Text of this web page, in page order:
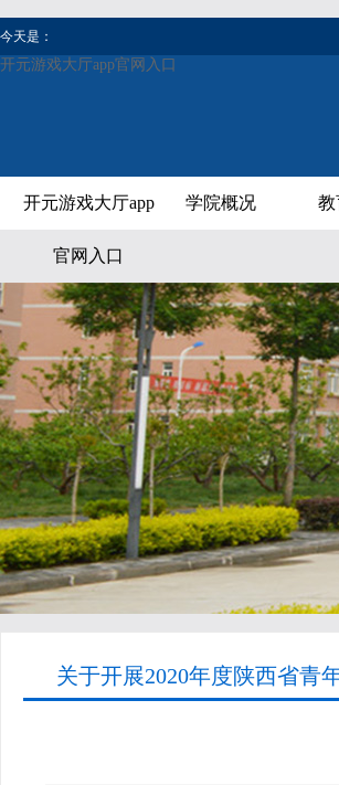
今天是：
开元游戏大厅app官网入口
开元游戏大厅app
官网入口
学院概况 教
关于开展2020年度陕西省青